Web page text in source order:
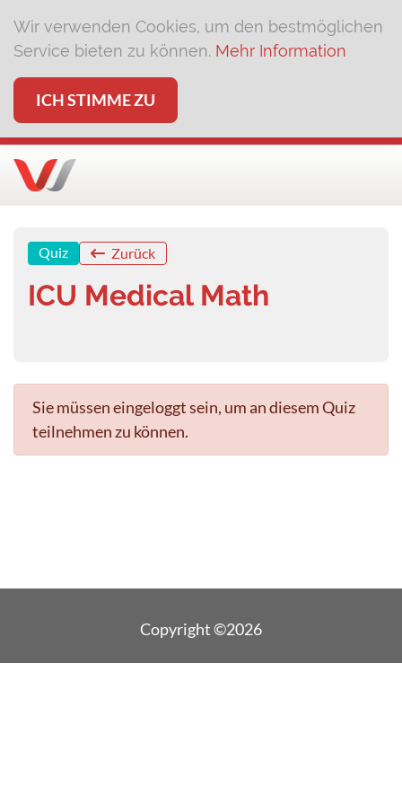
Wir verwenden Cookies, um den bestmöglichen
Service bieten zu können. Mehr Information
ICH STIMME ZU
Quiz Zurück
ICU Medical Math
Sie müssen eingeloggt sein, um an diesem Quiz
teilnehmen zu können.
Copyright ©2026